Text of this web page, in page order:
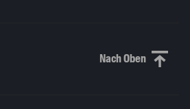
Nach ObenNach oben